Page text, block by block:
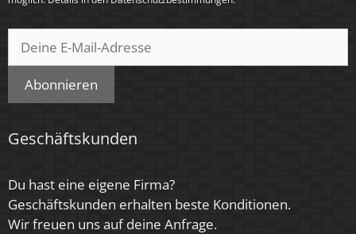
Abonnieren
Geschäftskunden
Du hast eine eigene Firma?
Geschäftskunden erhalten beste Konditionen.
Wir freuen uns auf deine Anfrage.